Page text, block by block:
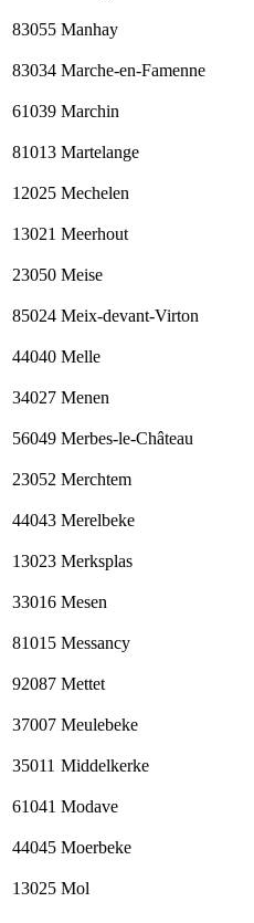
83055 Manhay
83034 Marche-en-Famenne
61039 Marchin
81013 Martelange
12025 Mechelen
13021 Meerhout
23050 Meise
85024 Meix-devant-Virton
44040 Melle
34027 Menen
56049 Merbes-le-Château
23052 Merchtem
44043 Merelbeke
13023 Merksplas
33016 Mesen
81015 Messancy
92087 Mettet
37007 Meulebeke
35011 Middelkerke
61041 Modave
44045 Moerbeke
13025 Mol